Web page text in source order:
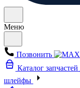
Меню
Позвонить
Каталог запчастей
шлейфы